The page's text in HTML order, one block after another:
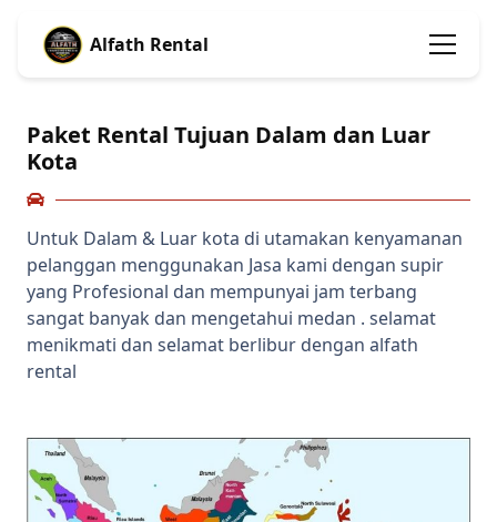
Alfath Rental
Paket Rental Tujuan Dalam dan Luar
Kota
Untuk Dalam & Luar kota di utamakan kenyamanan
pelanggan menggunakan Jasa kami dengan supir
yang Profesional dan mempunyai jam terbang
sangat banyak dan mengetahui medan . selamat
menikmati dan selamat berlibur dengan alfath
rental